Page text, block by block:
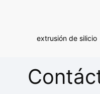
extrusión de silicio